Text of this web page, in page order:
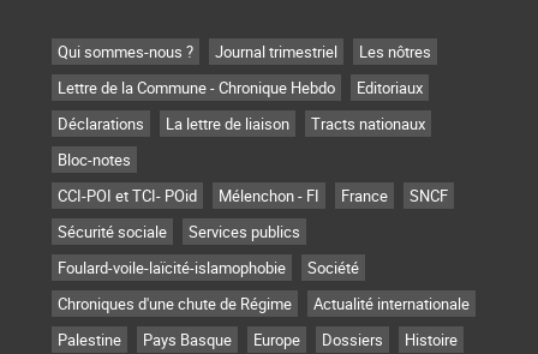
Qui sommes-nous ? Journal trimestriel
Les nôtres
Lettre de la Commune - Chronique Hebdo
Editoriaux
Déclarations
La lettre de liaison
Tracts nationaux
Bloc-notes
CCI-POI et TCI- POid
Mélenchon - FI France
SNCF
Sécurité sociale
Services publics
Foulard-voile-laïcité-islamophobie
Société
Chroniques d'une chute de Régime
Actualité internationale
Palestine
Pays Basque Europe Dossiers
Histoire